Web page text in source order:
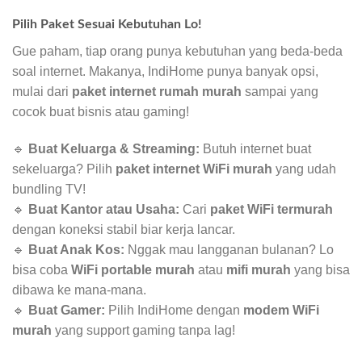
Pilih Paket Sesuai Kebutuhan Lo!
Gue paham, tiap orang punya kebutuhan yang beda-beda
soal internet. Makanya, IndiHome punya banyak opsi,
mulai dari paket internet rumah murah sampai yang
cocok buat bisnis atau gaming!
🔹 Buat Keluarga & Streaming: Butuh internet buat
sekeluarga? Pilih paket internet WiFi murah yang udah
bundling TV!
🔹
Buat Kantor atau Usaha: Cari paket WiFi termurah
dengan koneksi stabil biar kerja lancar.
🔹
Buat Anak Kos: Nggak mau langganan bulanan? Lo
bisa coba WiFi portable murah atau mifi murah yang bisa
dibawa ke mana-mana.
🔹
Buat Gamer: Pilih IndiHome dengan modem WiFi
murah yang support gaming tanpa lag!